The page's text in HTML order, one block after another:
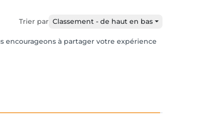
Trier par Classement - de haut en bas
encourageons à partager votre expérience